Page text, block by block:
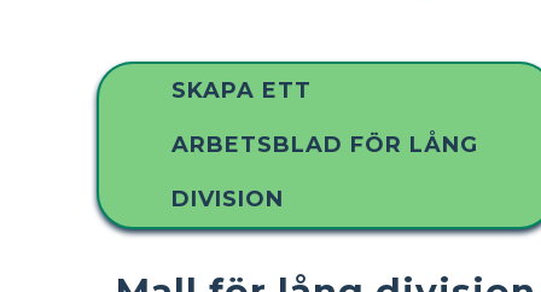
SKAPA ETT
ARBETSBLAD FÖR LÅNG
DIVISION